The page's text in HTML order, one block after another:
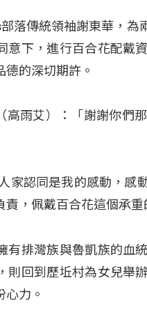
落傳統領袖謝東華，為
意下，進行百合花配戴
的深切期許。
高雨艾）：「謝謝你們
家認同是我的感動，感
，佩戴百合花這個承重
有排灣族與魯凱族的血
則回到歷坵村為女兒舉
心力。